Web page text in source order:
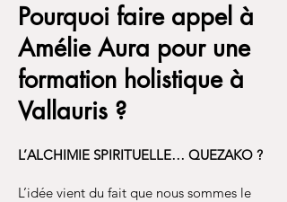
Pourquoi faire appel à
Amélie Aura pour une
formation holistique à
Vallauris ?
L’ALCHIMIE SPIRITUELLE… QUEZAKO ?
L’idée vient du fait que nous sommes le